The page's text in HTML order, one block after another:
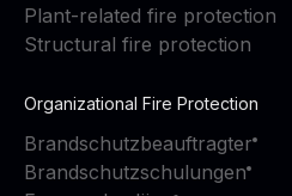
Plant-related fire protection
Structural fire protection
Organizational Fire Protection
Brandschutzbeauftragter
Brandschutzschulungen